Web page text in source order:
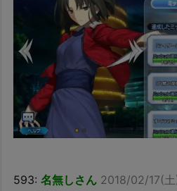
593: 名無しさん 2018/02/17(